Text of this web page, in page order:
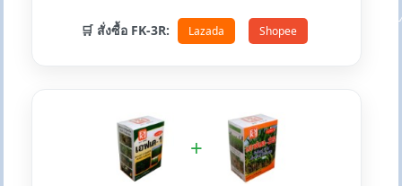
🛒 สั่งซื้อ FK-3R: Lazada Shopee
+